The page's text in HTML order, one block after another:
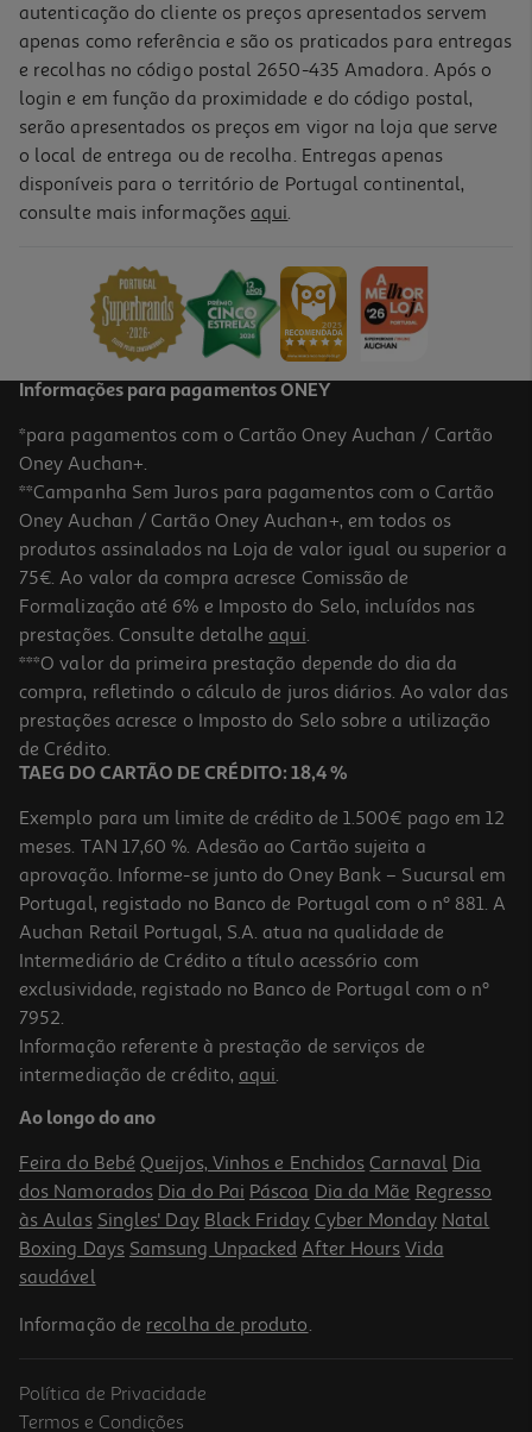
Piscina Redonda Madeira Gre Com Acessórios 460x120cm
1.499,00 €
Piscina Redonda Gre Ø350 X120 Cm
1099 €/un
1.099,00 €
Piscina Redonda+filtro Gre +esc 350x120cm
1299 €/un
1.299,00 €
autenticação do cliente os preços apresentados servem
apenas como referência e são os praticados para entregas
e recolhas no código postal 2650-435 Amadora. Após o
login e em função da proximidade e do código postal,
serão apresentados os preços em vigor na loja que serve
o local de entrega ou de recolha. Entregas apenas
disponíveis para o território de Portugal continental,
consulte mais informações aqui.
Informações para pagamentos ONEY
*para pagamentos com o Cartão Oney Auchan / Cartão
Oney Auchan+.
**Campanha Sem Juros para pagamentos com o Cartão
Oney Auchan / Cartão Oney Auchan+, em todos os
produtos assinalados na Loja de valor igual ou superior a
75€. Ao valor da compra acresce Comissão de
Formalização até 6% e Imposto do Selo, incluídos nas
prestações. Consulte detalhe aqui.
***O valor da primeira prestação depende do dia da
compra, refletindo o cálculo de juros diários. Ao valor das
prestações acresce o Imposto do Selo sobre a utilização
de Crédito.
TAEG DO CARTÃO DE CRÉDITO: 18,4 %
Exemplo para um limite de crédito de 1.500€ pago em 12
meses. TAN 17,60 %. Adesão ao Cartão sujeita a
aprovação. Informe-se junto do Oney Bank – Sucursal em
Portugal, registado no Banco de Portugal com o nº 881. A
Auchan Retail Portugal, S.A. atua na qualidade de
Intermediário de Crédito a título acessório com
exclusividade, registado no Banco de Portugal com o nº
7952.
Informação referente à prestação de serviços de
intermediação de crédito, aqui.
Ao longo do ano
Feira do Bebé Queijos, Vinhos e Enchidos Carnaval Dia
dos Namorados Dia do Pai Páscoa Dia da Mãe Regresso
às Aulas Singles' Day Black Friday Cyber Monday Natal
Boxing Days Samsung Unpacked After Hours Vida
saudável
Informação de recolha de produto.
Política de Privacidade
Termos e Condições